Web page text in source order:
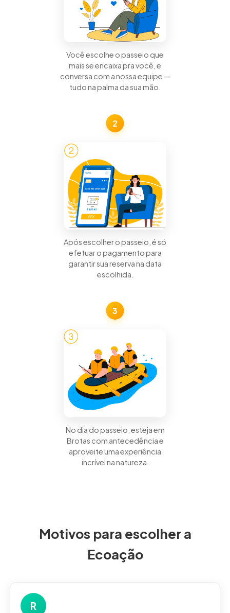
Você escolhe o passeio que
mais se encaixa pra você, e
conversa com a nossa equipe —
tudo na palma da sua mão.
2
Após escolher o passeio, é só
efetuar o pagamento para
garantir sua reserva na data
escolhida.
3
No dia do passeio, esteja em
Brotas com antecedência e
aproveite uma experiência
incrível na natureza.
Motivos para escolher a
Ecoação
R